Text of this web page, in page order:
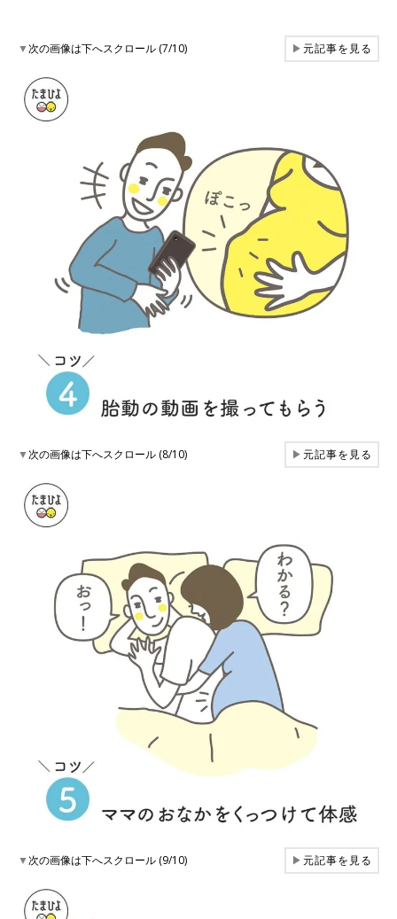
▼次の画像は下へスクロール (7/10) ▶元記事を見る
▼次の画像は下へスクロール (8/10) ▶元記事を見る
▼次の画像は下へスクロール (9/10) ▶元記事を見る